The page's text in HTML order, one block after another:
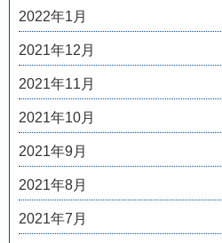
2022年1月
2021年12月
2021年11月
2021年10月
2021年9月
2021年8月
2021年7月